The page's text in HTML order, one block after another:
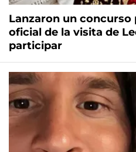
Lanzaron un concurso
oficial de la visita de
participar